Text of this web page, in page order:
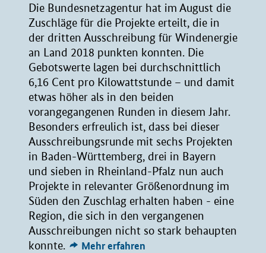
Die Bundesnetzagentur hat im August die
Zuschläge für die Projekte erteilt, die in
der dritten Ausschreibung für Windenergie
an Land 2018 punkten konnten. Die
Gebotswerte lagen bei durchschnittlich
6,16 Cent pro Kilowattstunde – und damit
etwas höher als in den beiden
vorangegangenen Runden in diesem Jahr.
Besonders erfreulich ist, dass bei dieser
Ausschreibungsrunde mit sechs Projekten
in Baden-Württemberg, drei in Bayern
und sieben in Rheinland-Pfalz nun auch
Projekte in relevanter Größenordnung im
Süden den Zuschlag erhalten haben - eine
Region, die sich in den vergangenen
Ausschreibungen nicht so stark behaupten
konnte.
Mehr erfahren